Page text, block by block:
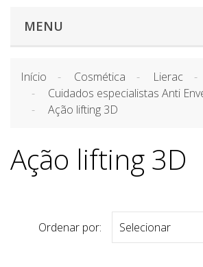
MENU
Início Cosmética Lierac
Cuidados especialistas Anti
Ação lifting 3D
Ação lifting 3D
Ordenar por: Selecionar